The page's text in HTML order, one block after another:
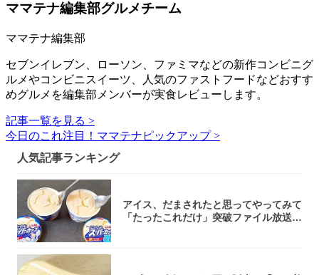
ママテナ編集部グルメチーム
ママテナ編集部
セブンイレブン、ローソン、ファミマなどの新作コンビニグ
ルメやコンビニスイーツ、人気のファストフードなどおすす
めグルメを編集部メンバーが実食レビューします。
記事一覧を見る >
今日のこれ注目！ママテナピックアップ >
人気記事ランキング
アイス、だまされたと思ってやってみて
「たったこれだけ」突破ファイル放送で